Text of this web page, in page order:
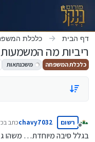
דילוג לתוכן
דף הבית כלכלת
ריביות מה
כלכלת המשפחה משכנתאות
מנותק
רשום chavy7032כתב ב
נערך
בגלל סיבה מיוחדת… משהו